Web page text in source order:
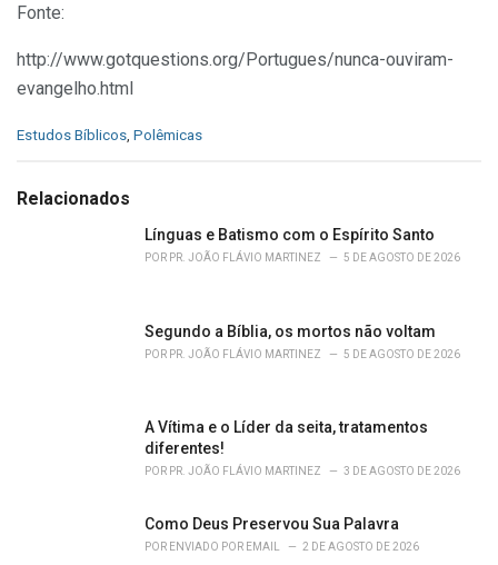
Fonte:
http://www.gotquestions.org/Portugues/nunca-ouviram-
evangelho.html
C
e
Estudos Bíblicos Polêmicas
Relacionados
Línguas e Batismo com o Espírito Santo
POR PR. JOÃO FLÁVIO MARTINEZ 5 DE AGOSTO DE 2026
Segundo a Bíblia, os mortos não voltam
POR PR. JOÃO FLÁVIO MARTINEZ 5 DE AGOSTO DE 2026
A Vítima e o Líder da seita, tratamentos
diferentes!
POR PR. JOÃO FLÁVIO MARTINEZ 3 DE AGOSTO DE 2026
Como Deus Preservou Sua Palavra
POR ENVIADO POR EMAIL 2 DE AGOSTO DE 2026